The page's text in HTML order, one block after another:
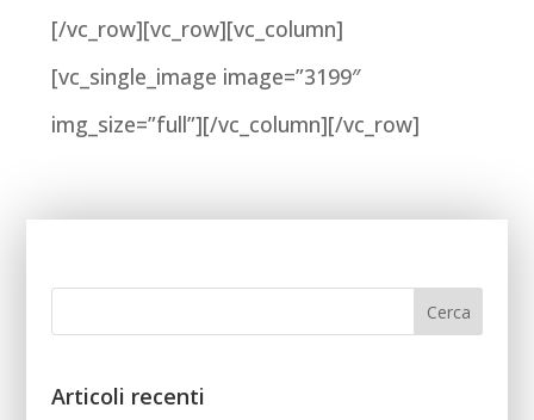
[/vc_row][vc_row][vc_column]
[vc_single_image image=”3199″
img_size=”full”][/vc_column][/vc_row]
Articoli recenti